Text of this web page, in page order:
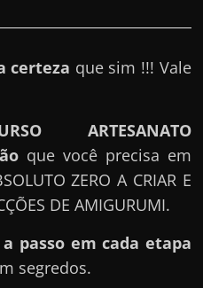
certeza que sim !!! Vale
ARTESANATO
que você precisa em
ZERO A CRIAR E
DE AMIGURUMI.
a passo em cada etapa
segredos.